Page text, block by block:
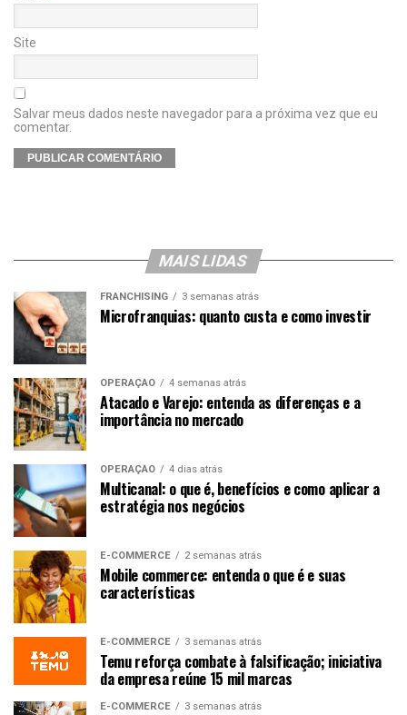
Site
Salvar meus dados neste navegador para a próxima vez que eu
comentar.
MAIS LIDAS
FRANCHISING 3 semanas atrás
Microfranquias: quanto custa e como investir
OPERAÇÃO 4 semanas atrás
Atacado e Varejo: entenda as diferenças e a
importância no mercado
OPERAÇÃO 4 dias atrás
Multicanal: o que é, benefícios e como aplicar a
estratégia nos negócios
E-COMMERCE 2 semanas atrás
Mobile commerce: entenda o que é e suas
características
E-COMMERCE 3 semanas atrás
Temu reforça combate à falsificação; iniciativa
da empresa reúne 15 mil marcas
E-COMMERCE 3 semanas atrás